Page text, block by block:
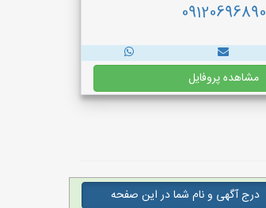
09120696890
مشاهده پروفایل
درج آگهی و نام شما در این صفحه